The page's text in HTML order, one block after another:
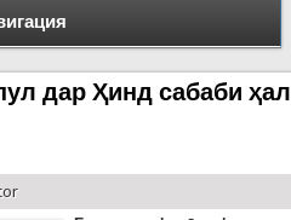
дар Ҳинд сабаби